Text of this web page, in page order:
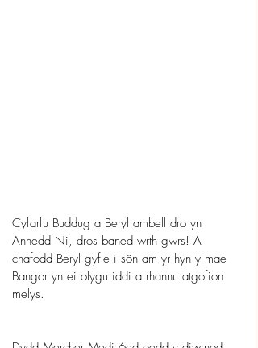
Cyfarfu Buddug a Beryl ambell dro yn
Annedd Ni, dros baned wrth gwrs! A
chafodd Beryl gyfle i sôn am yr hyn y mae
Bangor yn ei olygu iddi a rhannu atgofion
melys.